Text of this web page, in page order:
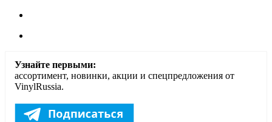
Узнайте первыми:
ассортимент, новинки, акции и спецпредложения от
VinylRussia.